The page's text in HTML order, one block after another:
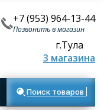
+7 (953) 964-13-44
Позвонить в магазин
г.Тула
3 магазина
Поиск товаров